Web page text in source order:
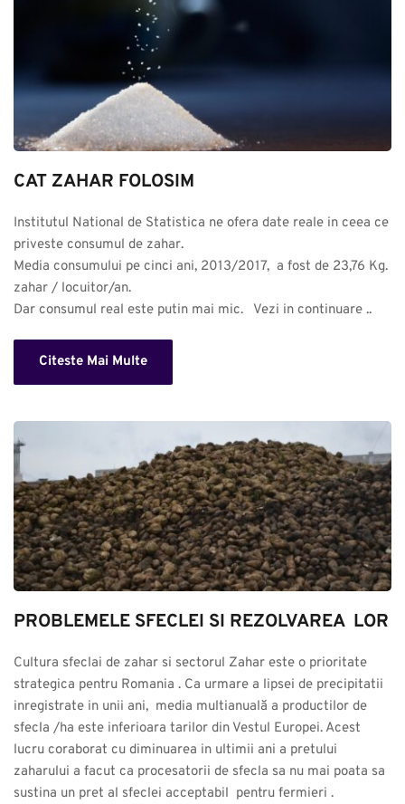
CAT ZAHAR FOLOSIM
Institutul National de Statistica ne ofera date reale in ceea ce
priveste consumul de zahar.
Media consumului pe cinci ani, 2013/2017,  a fost de 23,76 Kg.
zahar / locuitor/an.
Dar consumul real este putin mai mic.   Vezi in continuare ..
Citeste Mai Multe
PROBLEMELE SFECLEI SI REZOLVAREA  LOR
Cultura sfeclai de zahar si sectorul Zahar este o prioritate
strategica pentru Romania . Ca urmare a lipsei de precipitatii
inregistrate in unii ani,  media multianuală a productilor de
sfecla /ha este inferioara tarilor din Vestul Europei. Acest
lucru coraborat cu diminuarea in ultimii ani a pretului
zaharului a facut ca procesatorii de sfecla sa nu mai poata sa
sustina un pret al sfeclei acceptabil  pentru fermieri .